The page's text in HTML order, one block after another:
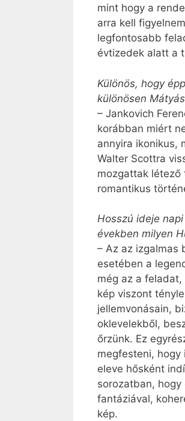
mint hogy a
arra kell
legfontosabb
évtizedek alatt a
Különös, hogy
különösen
– Jankovich
korábban miért
annyira ikonikus,
Walter Scottra
mozgattak létező
romantikus
Hosszú ideje
években milyen
– Az az izgalmas
esetében a
még az a
kép viszont
jellemvonásain,
oklevelekből,
őrzünk. Ez
megfesteni, hogy
eleve hősként
sorozatban,
fantáziával,
kép.